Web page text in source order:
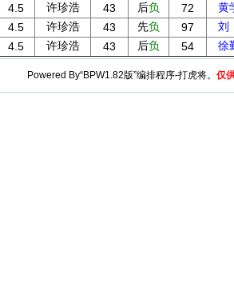
4.5 许珍浩 43 后负 72
黄
4.5 许珍浩 43 先负 97
4.5 许珍浩 43 后负 54 徐
Powered By“BPW1.82版”编排程序-打虎将。 仅